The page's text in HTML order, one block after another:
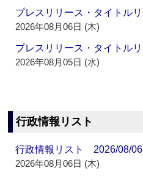
プレスリリース・タイトル
2026年08月06日 (木)
プレスリリース・タイトル
2026年08月05日 (水)
行政情報リスト
行政情報リスト 2026/08/06
2026年08月06日 (木)